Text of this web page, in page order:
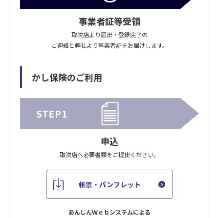
事業者証等受領
取次店より届出・登録完了の
ご連絡と弊社より事業者証をお届けします。
かし保険のご利用
申込
取次店へ必要書類をご提出ください。
帳票・パンフレット
あんしんＷｅｂシステムによる